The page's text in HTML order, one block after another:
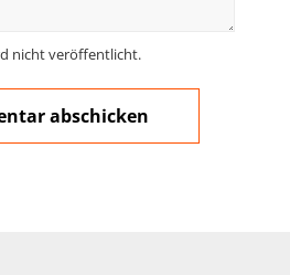
nicht veröffentlicht.